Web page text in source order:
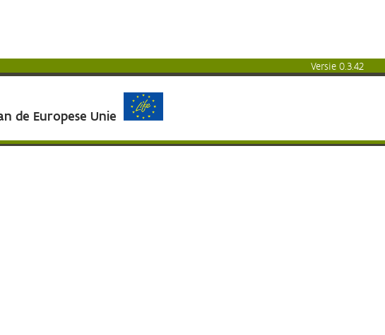
Versie 0.3.42
de Europese Unie